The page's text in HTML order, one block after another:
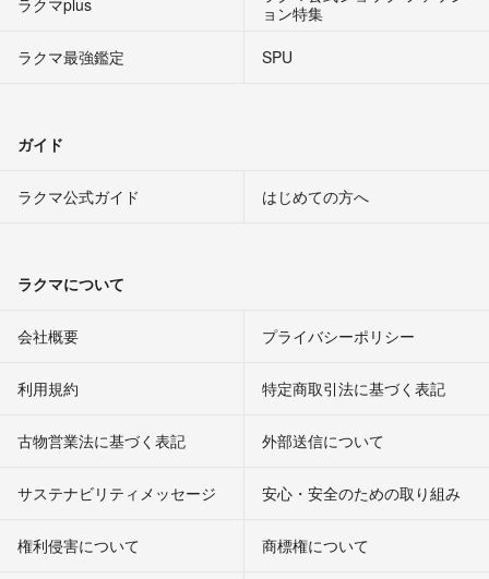
ョン特集
ラクマ最強鑑定
SPU
ガイド
ラクマ公式ガイド はじめての方へ
ラクマについて
会社概要 プライバシーポリシー
利用規約 特定商取引法に基づく表記
古物営業法に基づく表記 外部送信について
サステナビリティメッセージ 安心・安全のための取り組み
権利侵害について
商標権について